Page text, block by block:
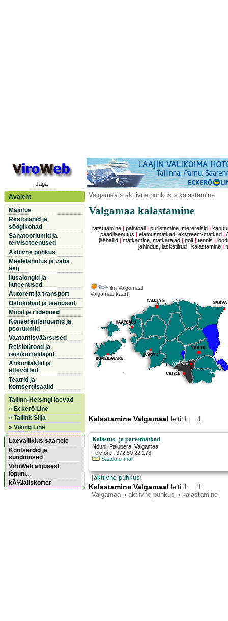
Jaga
Avaleht
Majutus
Restoranid ja
söögikohad
Sanatooriumid ja
terviseteenused
Aktiivne puhkus
Meelelahutus ja vaba
aeg
Ilusalongid ja
iluteenused
Autorent ja transport
Ostukohad ja teenused
Mood ja riidepoed
Konverentsiruumid ja
peoruumid
Vaatamisväärsused
Reisibürood ja
reisikorraldajad
Ärikontaktid ja
ettevõtted
Teatrid ja
kontserdisaalid
Tallinn-Helsingi laevad
» Eckerö Line
» Tallink Silja
» Viking Line
Laevaliiklus saartele
Kontserdid ja
sündmused
ViroWeb algusest
lõpuni...
kÃ¼laliskorter
Valgamaa» aktiivne puhkus » kalastamine
Valgamaa kalastamine
ratsutamine| paintball purjetamine, merereisid
paadilaenutus
|elamusmatkad, ekstreem-matkad |
jäähallid
matkamine, matkarajad golf| tennis
jahindus, lasketiirud
kalastamine |
ilm Valgamaal
Valgamaa kaart
Kalastamine Valgamaal leiti 1: 1
Kalastus- ja parvematkad
Nõuni Palupera , Valgamaa
Telefon: +372 50 22 178
Saada e-mail
[aktiivne puhkus]
Kalastamine Valgamaal leiti 1: 1
Valgamaa» aktiivne puhkus » kalastamine